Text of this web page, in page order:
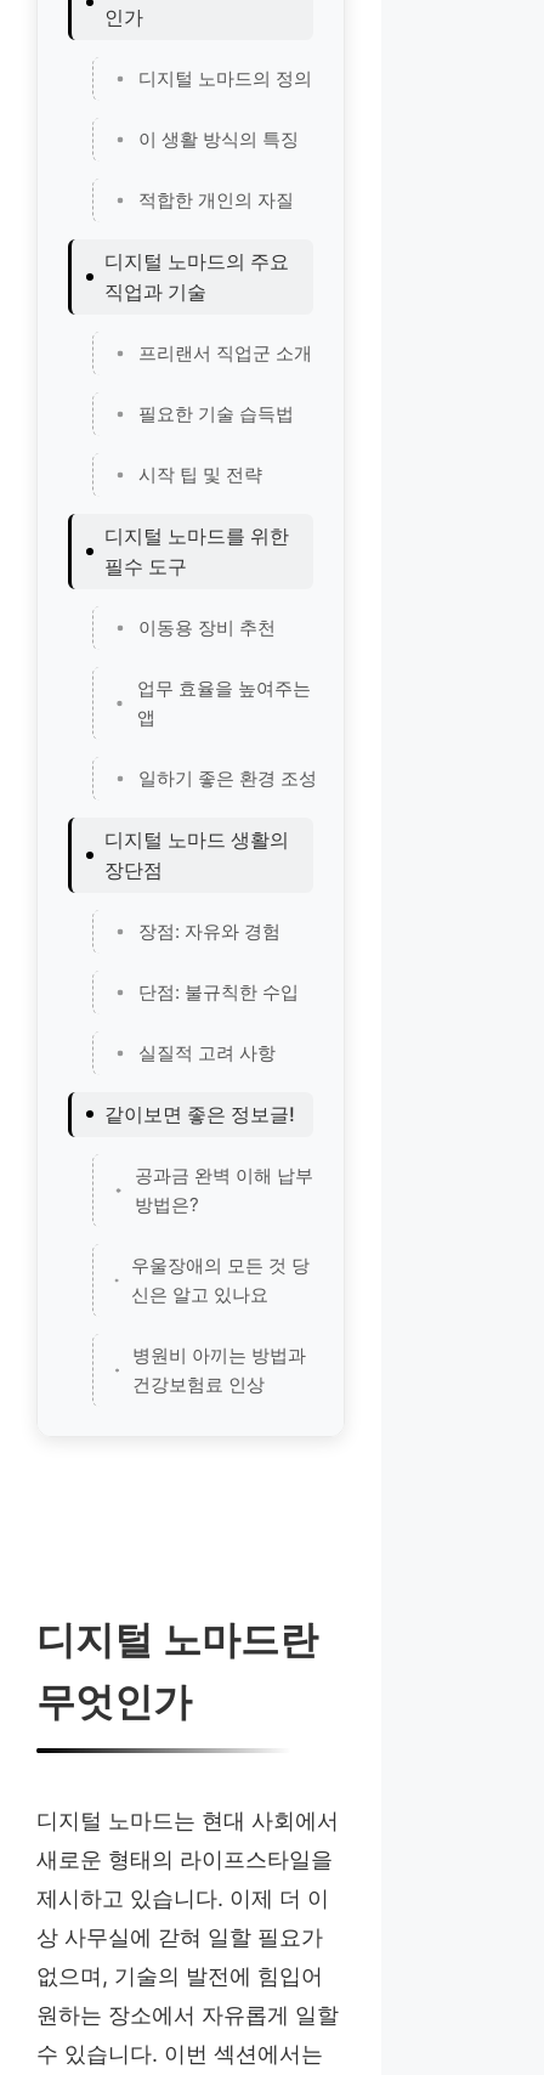
인가
디지털 노마드의 정의
이 생활 방식의 특징
적합한 개인의 자질
디지털 노마드의 주요
직업과 기술
프리랜서 직업군 소개
필요한 기술 습득법
시작 팁 및 전략
디지털 노마드를 위한
필수 도구
이동용 장비 추천
업무 효율을 높여주는
앱
일하기 좋은 환경 조성
디지털 노마드 생활의
장단점
장점: 자유와 경험
단점: 불규칙한 수입
실질적 고려 사항
같이보면 좋은 정보글!
공과금 완벽 이해 납부
방법은?
우울장애의 모든 것 당
신은 알고 있나요
병원비 아끼는 방법과
건강보험료 인상
디지털 노마드란
무엇인가
디지털 노마드는 현대 사회에서
새로운 형태의 라이프스타일을
제시하고 있습니다. 이제 더 이
상 사무실에 갇혀 일할 필요가
없으며, 기술의 발전에 힘입어
원하는 장소에서 자유롭게 일할
수 있습니다. 이번 섹션에서는